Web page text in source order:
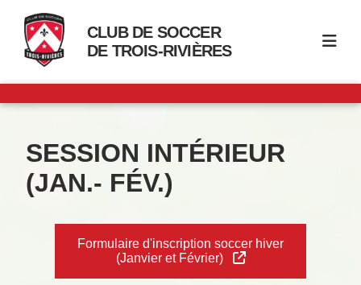
CLUB DE SOCCER
DE TROIS-RIVIÈRES
SESSION INTÉRIEUR
(JAN.- FÉV.)
Formulaire d'inscription soccer hiver
(Janvier et Février)